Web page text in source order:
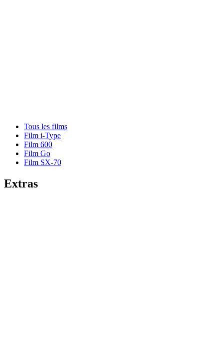
Tous les films
Film i-Type
Film 600
Film Go
Film SX-70
Extras